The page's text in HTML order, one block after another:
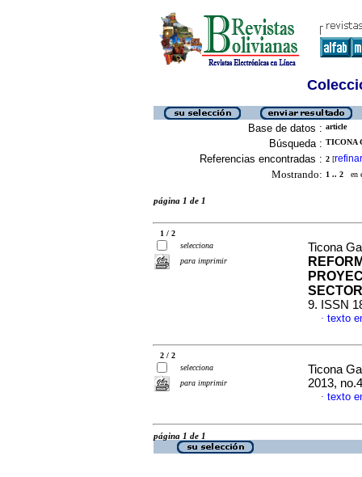
Base de datos : article
Búsqueda : TICONA
Referencias encontradas : 2 [refinar
Mostrando: 1 .. 2 en
página 1 de 1
1 / 2
selecciona
para imprimir
Ticona
9. ISSN
· texto
2 / 2
selecciona
para imprimir
Ticona
2013,
· texto
página 1 de 1